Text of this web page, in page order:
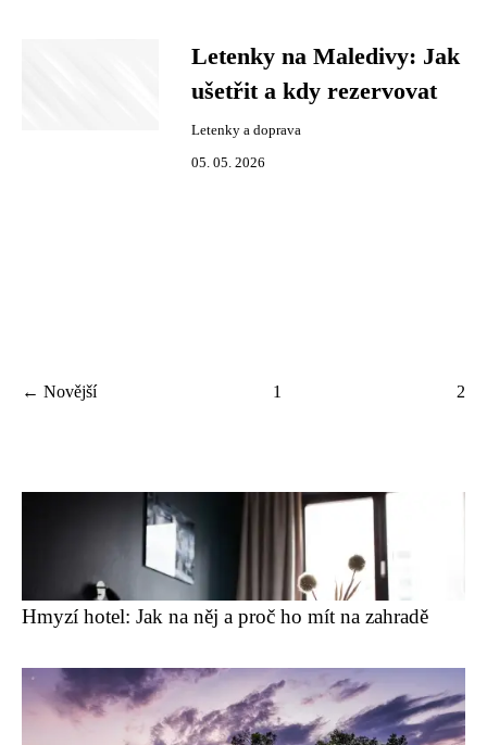
Letenky na Maledivy: Jak
ušetřit a kdy rezervovat
Letenky a doprava
05. 05. 2026
← Novější 1 2
Hmyzí hotel: Jak na něj a proč ho mít na zahradě